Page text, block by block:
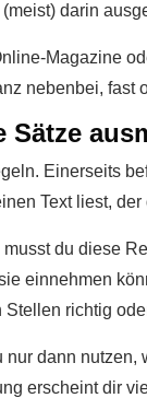
darin
Magazine
nebenbei, fast
Sätze
Einerseits
Text liest,
du diese
einnehmen
richtig
dann
erscheint dir